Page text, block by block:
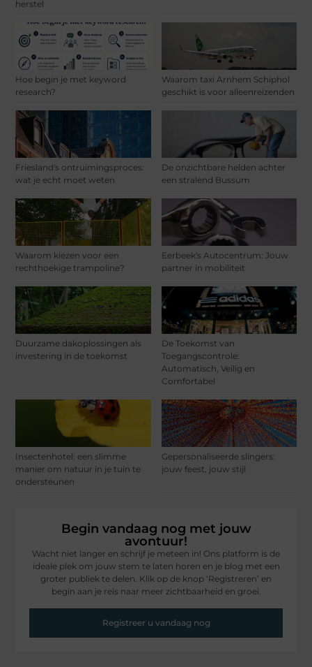
herstel
Hoe begin je met keyword
research?
Waarom taxi Arnhem Schiphol
geschikt is voor alleenreizenden
Friesland's ontruimingsproces:
wat je echt moet weten
De onzichtbare helden achter
een stralend Bussum
Waarom kiezen voor een
rechthoekige trampoline?
Eerbeek's Autocentrum: Jouw
partner in mobiliteit
Duurzame dakoplossingen als
investering in de toekomst
De Toekomst van
Toegangscontrole:
Automatisch, Veilig en
Comfortabel
Insectenhotel: een slimme
manier om natuur in je tuin te
ondersteunen
Gepersonaliseerde slingers:
jouw feest, jouw stijl
Begin vandaag nog met jouw
avontuur!
Wacht niet langer en schrijf je meteen in! Ons platform is de
ideale plek om jouw stem te laten horen en je blog met een
groter publiek te delen. Klik op de knop ‘Registreren’ en
begin aan je reis naar meer zichtbaarheid en groei.
Registreer u vandaag nog